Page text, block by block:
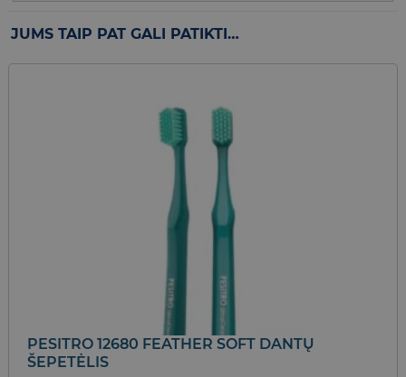
JUMS TAIP PAT GALI PATIKTI…
PESITRO 12680 FEATHER SOFT DANTŲ
ŠEPETĖLIS